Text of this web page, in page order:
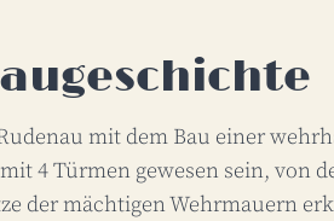
mit dem Bau einer
4 Türmen gewesen sein, von
der mächtigen Wehrmauern